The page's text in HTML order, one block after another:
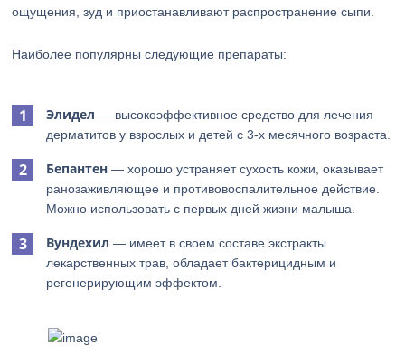
ощущения, зуд и приостанавливают распространение сыпи.
Наиболее популярны следующие препараты:
Элидел — высокоэффективное средство для лечения
дерматитов у взрослых и детей с 3-х месячного возраста.
Бепантен — хорошо устраняет сухость кожи, оказывает
ранозаживляющее и противовоспалительное действие.
Можно использовать с первых дней жизни малыша.
Вундехил — имеет в своем составе экстракты
лекарственных трав, обладает бактерицидным и
регенерирующим эффектом.